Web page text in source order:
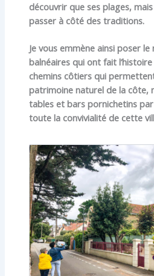
découvrir que ses plages,
passer à côté des traditions.
Je vous emmène ainsi poser
balnéaires qui ont fait
chemins côtiers qui
patrimoine naturel de la côte,
tables et bars pornichetins
toute la convivialité de cette